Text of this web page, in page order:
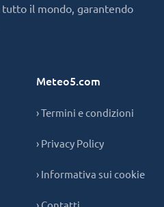
il mondo, garantendo
Meteo5.com
› Termini e condizioni
› Privacy Policy
› Informativa sui cookie
› Contatti